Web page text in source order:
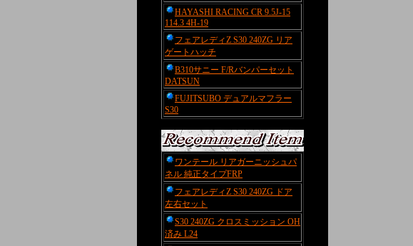
HAYASHI RACING CR 9.5J-15
114.3 4H-19
フェアレディZ S30 240ZG リア
ゲートハッチ
B310サニー F/Rバンパーセット
DATSUN
FUJITSUBO デュアルマフラー
S30
ワンテール リアガーニッシュパ
ネル 純正タイプFRP
フェアレディZ S30 240ZG ドア
左右セット
S30 240ZG クロスミッション OH
済み L24